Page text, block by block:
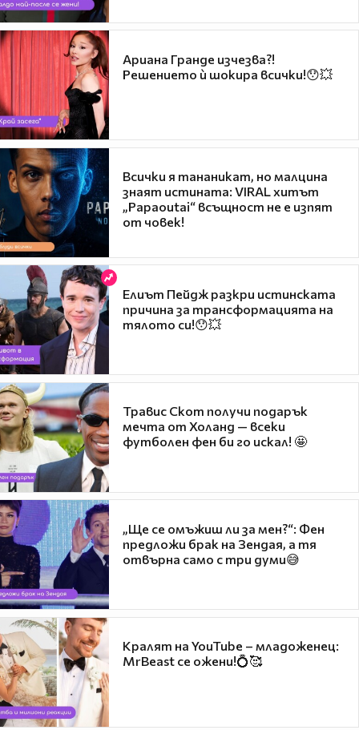
Ариана Гранде изчезва?!
Решението ѝ шокира всички!😯💥
Всички я тананикат, но малцина
знаят истината: VIRAL хитът
„Papaoutai“ всъщност не е изпят
от човек!
Елиът Пейдж разкри истинската
причина за трансформацията на
тялото си!😯💥
Травис Скот получи подарък
мечта от Холанд — всеки
футболен фен би го искал! 🤩
„Ще се омъжиш ли за мен?“: Фен
предложи брак на Зендая, а тя
отвърна само с три думи😅
Кралят на YouTube – младоженец:
MrBeast се ожени!💍🥰